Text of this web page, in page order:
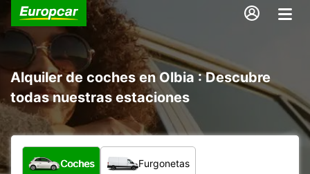
Alquiler de coches en Olbia : Descubre
todas nuestras estaciones
¿Qué tipo de vehículo?
Coches Furgonetas